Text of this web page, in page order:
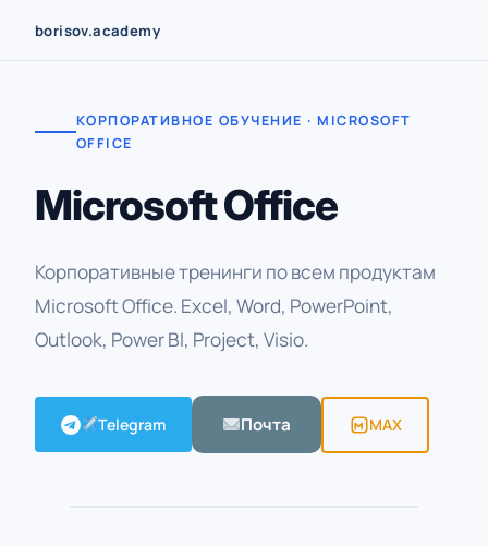
borisov.academy
КОРПОРАТИВНОЕ ОБУЧЕНИЕ · MICROSOFT
OFFICE
Microsoft Office
Корпоративные тренинги по всем продуктам
Microsoft Office. Excel, Word, PowerPoint,
Outlook, Power BI, Project, Visio.
Telegram Почта MAX